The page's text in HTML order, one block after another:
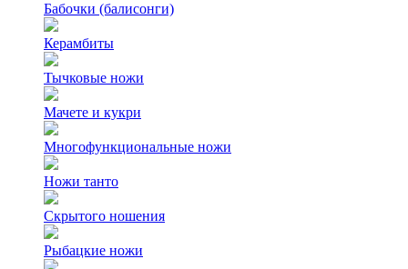
Бабочки (балисонги)
Керамбиты
Тычковые ножи
Мачете и кукри
Многофункциональные ножи
Ножи танто
Скрытого ношения
Рыбацкие ножи